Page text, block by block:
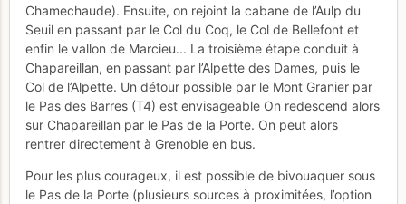
Chamechaude). Ensuite, on rejoint la cabane de l’Aulp du
Seuil en passant par le Col du Coq, le Col de Bellefont et
enfin le vallon de Marcieu... La troisième étape conduit à
Chapareillan, en passant par l’Alpette des Dames, puis le
Col de l’Alpette. Un détour possible par le Mont Granier par
le Pas des Barres (T4) est envisageable On redescend alors
sur Chapareillan par le Pas de la Porte. On peut alors
rentrer directement à Grenoble en bus.
Pour les plus courageux, il est possible de bivouaquer sous
le Pas de la Porte (plusieurs sources à proximitées, l’option